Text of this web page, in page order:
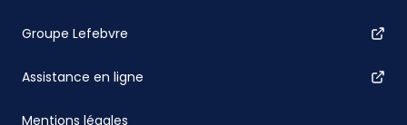
Groupe Lefebvre
Assistance en ligne
Mentions légales